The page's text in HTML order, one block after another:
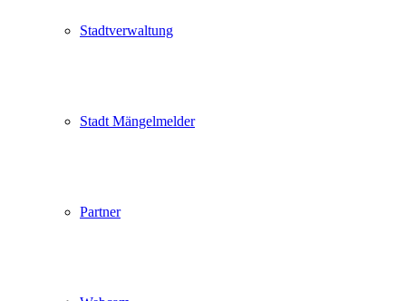
Stadtverwaltung
Stadt Mängelmelder
Partner